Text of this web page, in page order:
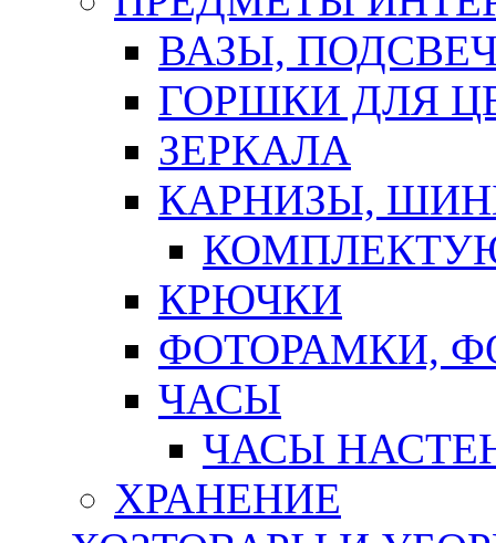
ВАЗЫ,
ГОРШКИ ДЛЯ
ЗЕРКАЛА
КАРНИЗЫ,
КРЮЧКИ
ФОТОРАМКИ,
ЧАСЫ
ЧАСЫ
ХРАНЕНИЕ